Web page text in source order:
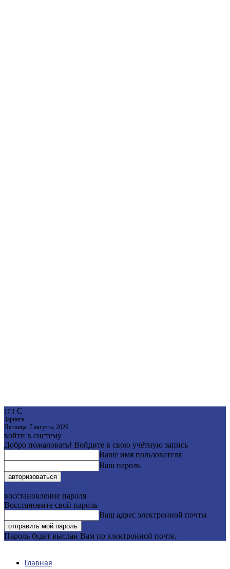
17.1 C
Заринск
Пятница, 7 августа, 2026
войти в систему
Добро пожаловать! Войдите в свою учётную запись
Ваше имя пользователя
Ваш пароль
восстановление пароля
Восстановите свой пароль
Ваш адрес электронной почты
Пароль будет выслан Вам по электронной почте.
Главная